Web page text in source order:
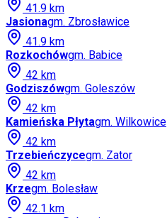
41.9 km
Jasionagm. Zbrosławice
41.9 km
Rozkochówgm. Babice
42 km
Godziszówgm. Goleszów
42 km
Kamieńska Płytagm. Wilkowice
42 km
Trzebieńczycegm. Zator
42 km
Krzegm. Bolesław
42.1 km